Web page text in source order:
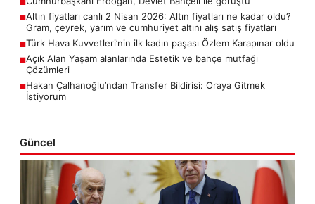
■
■Altın fiyatları canlı 2 Nisan 2026: Altın fiyatları ne kadar oldu?
Gram, çeyrek, yarım ve cumhuriyet altını alış satış fiyatları
■Türk Hava Kuvvetleri’nin ilk kadın paşası Özlem Karapınar oldu
■Açık Alan Yaşam alanlarında Estetik ve bahçe mutfağı
Çözümleri
■Hakan Çalhanoğlu’ndan Transfer Bildirisi: Oraya Gitmek
İstiyorum
Güncel